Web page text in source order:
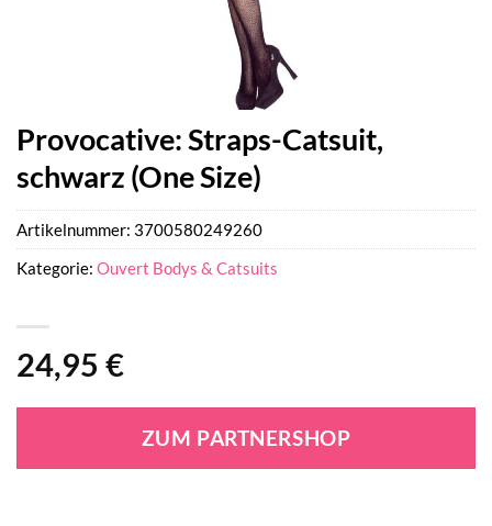
Provocative: Straps-Catsuit,
schwarz (One Size)
24,95 €
ZUM PARTNERSHOP
Artikelnummer: 3700580249260
Kategorie: Ouvert Bodys & Catsuits